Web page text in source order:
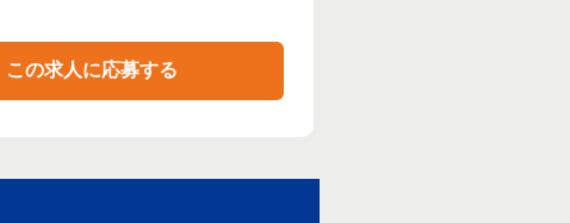
この求人に応募する